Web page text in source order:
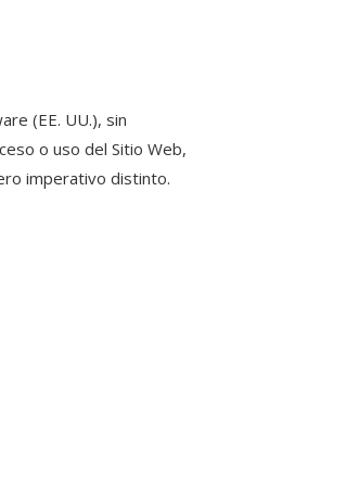
(EE. UU.), sin
o uso del Sitio Web,
imperativo distinto.